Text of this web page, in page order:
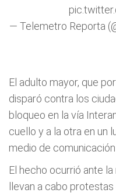
— Telemetro Reporta
El adulto mayor, que
disparó contra los
bloqueo en la vía
cuello y a la otra en un
medio de comunicación
El hecho ocurrió ante
llevan a cabo